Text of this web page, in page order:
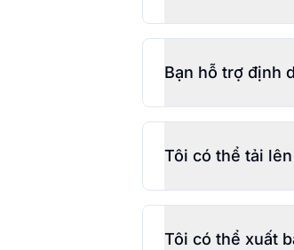
Bạn hỗ trợ định
Tôi có thể tải
Tôi có thể xuất